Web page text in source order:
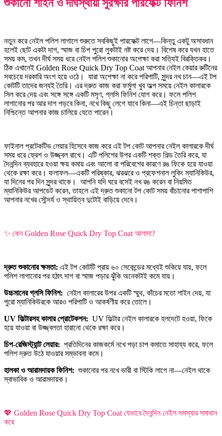
শুকানো শাইন ও দীর্ঘস্থায়ী সুরক্ষার পারফেক্ট ফিনিশ
নতুন করে নেইল পলিশ লাগালে শুরুতে সবকিছুই পারফেক্ট লাগে—কিন্তু একটু অসাবধান
হলেই ছোট একটা দাগ, স্মাজ বা চিপ পুরো লুকটাই নষ্ট করে দেয়। বিশেষ করে যখন হাতে
সময় কম, তখন দীর্ঘ সময় ধরে নেইল পলিশ শুকানোর অপেক্ষা করা সত্যিই বিরক্তিকর।
ঠিক এখানেই Golden Rose Quick Dry Top Coat আপনার নেইল কেয়ার রুটিনের
সবচেয়ে দরকারি অংশ হয়ে ওঠে। যারা অপেক্ষা না করে পরিপাটি, সুন্দর নখ চান—এই টপ
কোটটি তাদের জন্যই তৈরি। এর দ্রুত কাজ করা ফর্মুলা খুব অল্প সময়ে নেইল কালারকে
সিল করে দেয় এবং সঙ্গে সঙ্গে একটি মসৃণ, গ্লসি ফিনিশ যোগ করে। ফলে পলিশ
লাগানোর পর আর দাগ পড়বে কিনা, নখে কিছু লেগে যাবে কিনা—এই চিন্তা ছাড়াই
নিশ্চিন্তে আপনার কাজ চালিয়ে যেতে পারেন।
ফাইনাল প্রটেকটিভ লেয়ার হিসেবে কাজ করে এই টপ কোট আপনার নেইল কালারকে দীর্ঘ
সময় ধরে ফ্রেশ ও উজ্জ্বল রাখে। এটি পলিশের উপর একটি শক্ত শিল্ড তৈরি করে, যা
দৈনন্দিন ব্যবহারে হওয়া ক্ষয় কমায় এবং আলো বা পরিবেশের কারণে রঙ ফিকে হয়ে যাওয়া
থেকে রক্ষা করে। ফলাফল—একটি পরিষ্কার, ঝরঝরে ও প্রফেশনাল লুকিং ম্যানিকিউর,
যা দিনের পর দিন সুন্দর থাকে। আপনি যদি ঘরে বসেই নখ রঙ করেন বা নিয়মিত
ম্যানিকিউর আপডেট করেন, তাহলে এই দ্রুত শুকানো টপ কোট সময় বাঁচানোর পাশাপাশি
আপনার নখের সৌন্দর্য ও স্থায়িত্ব দুটোই বাড়িয়ে দেবে।
✨ কেন Golden Rose Quick Dry Top Coat আলাদা?
দ্রুত শুকানোর ক্ষমতা: এই টপ কোটটি প্রায় ৬০ সেকেন্ডের মধ্যেই শুকিয়ে যায়, ফলে
পলিশ লাগানোর পর হঠাৎ দাগ বা স্মাজ পড়ার ঝুঁকি অনেকটাই কমে যায়।
উচ্চমানের গ্লসি ফিনিশ: নেইল কালারের উপর একটি স্মুথ, কাঁচের মতো শাইন দেয়, যা
পুরো ম্যানিকিউরকে আরও পরিপাটি ও আকর্ষণীয় করে তোলে।
UV ফিল্টারসহ কালার প্রোটেকশন: UV ফিল্টার নেইল কালারকে হলদেটে হওয়া, ফিকে
হয়ে যাওয়া বা উজ্জ্বলতা হারানো থেকে রক্ষা করে।
চিপ-রেজিস্ট্যান্ট লেয়ার: প্রতিদিনের কাজকর্মে নখে পড়া চাপ কমাতে সাহায্য করে, ফলে
পলিশ দ্রুত উঠে যাওয়ার সম্ভাবনা কমে।
হালকা ও আরামদায়ক ফিনিশ: শুকানোর পর নখে ভারী বা স্টিকি লাগে না—নেইল থাকে
স্বাভাবিক ও আরামদায়ক।
💖 Golden Rose Quick Dry Top Coat যেভাবে দৈনন্দিন নেইল সমস্যার সমাধান
করে